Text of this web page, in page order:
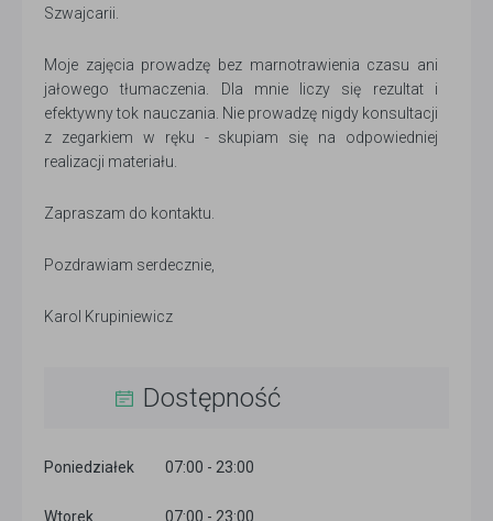
Szwajcarii.
Moje zajęcia prowadzę bez marnotrawienia czasu ani
jałowego tłumaczenia. Dla mnie liczy się rezultat i
efektywny tok nauczania. Nie prowadzę nigdy konsultacji
z zegarkiem w ręku - skupiam się na odpowiedniej
realizacji materiału.
Zapraszam do kontaktu.
Pozdrawiam serdecznie,
Karol Krupiniewicz
Dostępność
Poniedziałek 07:00 - 23:00
Wtorek 07:00 - 23:00